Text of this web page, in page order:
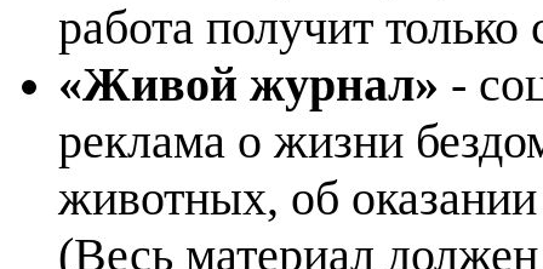
работа получит
«Живой журнал» -
реклама о жизни
животных, об
(Весь материал